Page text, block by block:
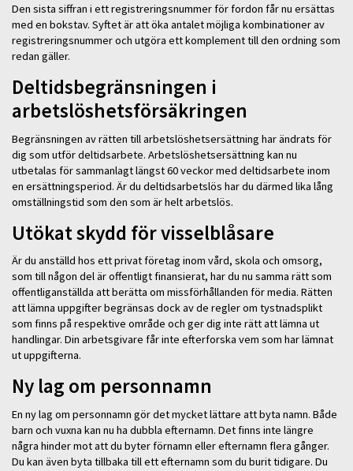
Den sista siffran i ett registreringsnummer för fordon får nu ersättas
med en bokstav. Syftet är att öka antalet möjliga kombinationer av
registreringsnummer och utgöra ett komplement till den ordning som
redan gäller.
Deltidsbegränsningen i
arbetslöshetsförsäkringen
Begränsningen av rätten till arbetslöshetsersättning har ändrats för
dig som utför deltidsarbete. Arbetslöshetsersättning kan nu
utbetalas för sammanlagt längst 60 veckor med deltidsarbete inom
en ersättningsperiod. Är du deltidsarbetslös har du därmed lika lång
omställningstid som den som är helt arbetslös.
Utökat skydd för visselblåsare
Är du anställd hos ett privat företag inom vård, skola och omsorg,
som till någon del är offentligt finansierat, har du nu samma rätt som
offentliganställda att berätta om missförhållanden för media. Rätten
att lämna uppgifter begränsas dock av de regler om tystnadsplikt
som finns på respektive område och ger dig inte rätt att lämna ut
handlingar. Din arbetsgivare får inte efterforska vem som har lämnat
ut uppgifterna.
Ny lag om personnamn
En ny lag om personnamn gör det mycket lättare att byta namn. Både
barn och vuxna kan nu ha dubbla efternamn. Det finns inte längre
några hinder mot att du byter förnamn eller efternamn flera gånger.
Du kan även byta tillbaka till ett efternamn som du burit tidigare. Du